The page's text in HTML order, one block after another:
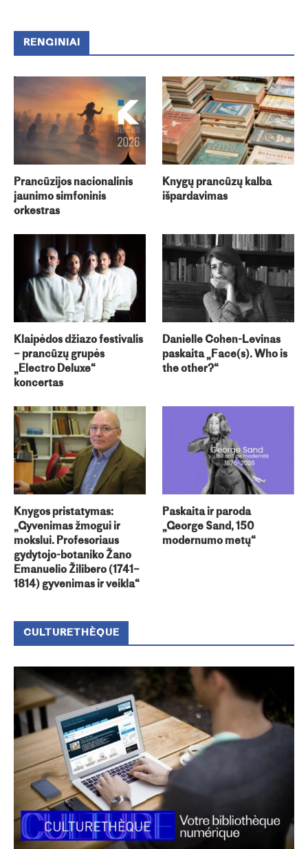
RENGINIAI
Prancūzijos nacionalinis
jaunimo simfoninis
orkestras
Knygų prancūzų kalba
išpardavimas
Klaipėdos džiazo festivalis
– prancūzų grupės
„Electro Deluxe“
koncertas
Danielle Cohen-Levinas
paskaita „Face(s). Who is
the other?“
Knygos pristatymas:
„Gyvenimas žmogui ir
mokslui. Profesoriaus
gydytojo-botaniko Žano
Emanuelio Žilibero (1741–
1814) gyvenimas ir veikla“
Paskaita ir paroda
„George Sand, 150
modernumo metų“
CULTURETHÈQUE